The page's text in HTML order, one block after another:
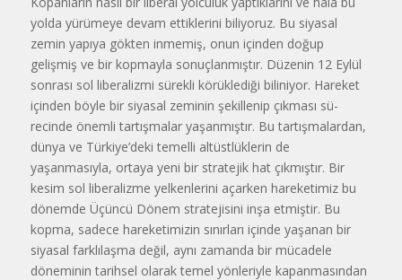
yolda yürümeye devam ettiklerini biliyoruz. Bu siyasal
zemin yapıya gökten inmemiş, onun içinden doğup
gelişmiş ve bir kopmayla sonuçlanmıştır. Düzenin 12 Eylül
sonrası sol liberalizmi sürekli körüklediği bili­niyor. Hareket
içinden böyle bir si­yasal zeminin şekillenip çıkması sü­
recinde önemli tartışmalar yaşanmıştır. Bu tartışmalardan,
dünya ve Türkiye’deki temelli altüstlüklerin de
yaşanmasıyla, ortaya yeni bir strate­jik hat çıkmıştır. Bir
kesim sol liberalizme yelkenlerini açarken hareke­timiz bu
dönemde Üçüncü Dönem stratejisini inşa etmiştir. Bu
kopma, sadece hareketimizin sınırları içinde yaşanan bir
siyasal farklılaşma de­ğil, aynı zamanda bir mücadele
döneminin tarihsel olarak temel yönle­riyle kapanmasından